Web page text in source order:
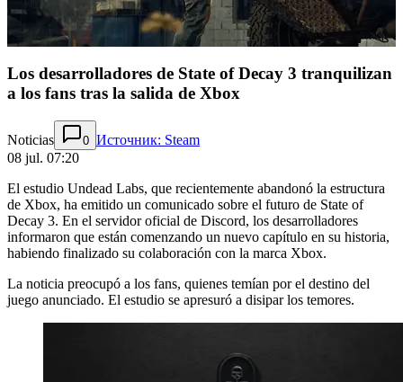
Los desarrolladores de State of Decay 3 tranquilizan
a los fans tras la salida de Xbox
Noticias 0 Источник: Steam
08 jul. 07:20
El estudio Undead Labs, que recientemente abandonó la estructura
de Xbox, ha emitido un comunicado sobre el futuro de State of
Decay 3. En el servidor oficial de Discord, los desarrolladores
informaron que están comenzando un nuevo capítulo en su historia,
habiendo finalizado su colaboración con la marca Xbox.
La noticia preocupó a los fans, quienes temían por el destino del
juego anunciado. El estudio se apresuró a disipar los temores.